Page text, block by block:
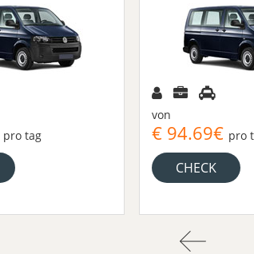
pro tag
von
€ 94.69€ pro
CHECK